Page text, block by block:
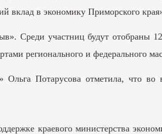
вклад в экономику Приморского
Среди участниц будут отобраны
регионального и федерального
Ольга Потарусова отметила, что
краевого министерства